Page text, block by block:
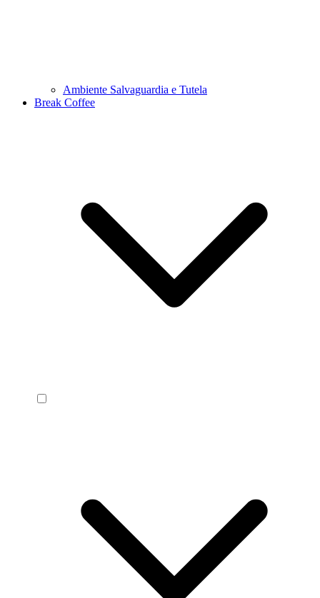
Ambiente Salvaguardia e Tutela
Break Coffee